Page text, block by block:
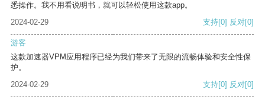
悉操作。我不用看说明书，就可以轻松使用这款app。
2024-02-29
支持[0] 反对[0]
游客
这款加速器VPM应用程序已经为我们带来了无限的流畅体验和安全性保
护。
2024-02-29
支持[0] 反对[0]